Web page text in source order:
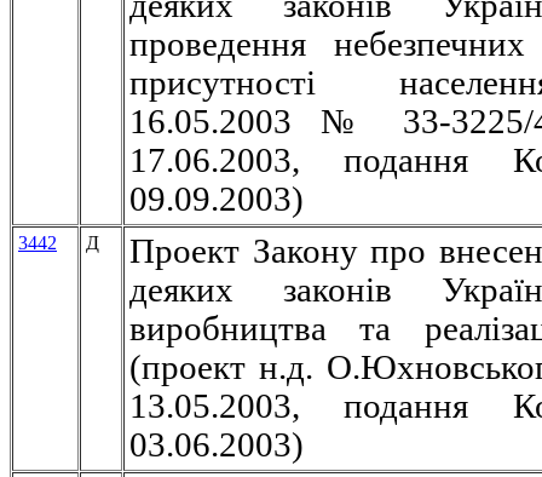
проведення
присутності
16.05.2003 № 33-3225/
17.06.2003, подання
09.09.2003)
3442 Д
Проект Закону про
деяких законів
виробництва та
(проект н.д.
13.05.2003, подання
03.06.2003)